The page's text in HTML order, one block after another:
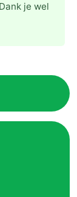
je wel